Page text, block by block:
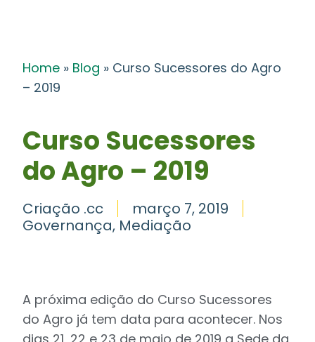
Home » Blog » Curso Sucessores do Agro
– 2019
Curso Sucessores
do Agro – 2019
Criação .cc
março 7, 2019
Governança, Mediação
A próxima edição do Curso Sucessores
do Agro já tem data para acontecer. Nos